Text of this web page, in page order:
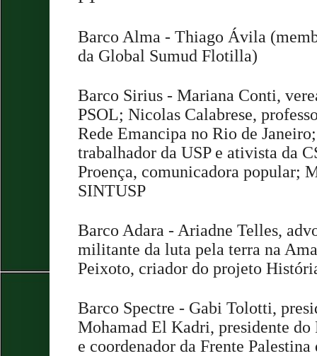
Barco Alma - Thiago Ávila
da Global Sumud Flotilla)
Barco Sirius - Mariana Conti,
PSOL; Nicolas Calabrese,
Rede Emancipa no Rio de
trabalhador da USP e ativista da
Proença, comunicadora popular;
SINTUSP
Barco Adara - Ariadne Telles,
militante da luta pela terra na
Peixoto, criador do projeto
Barco Spectre - Gabi Tolotti,
Mohamad El Kadri, presidente
e coordenador da Frente Palestina